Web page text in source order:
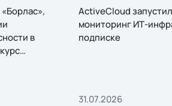
в
ActiveCloud
мониторинг ИТ-
подписке
31.07.2026